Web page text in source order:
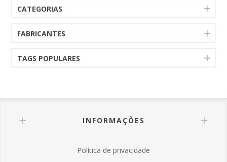
CATEGORIAS
FABRICANTES
TAGS POPULARES
INFORMAÇÕES
Política de privacidade